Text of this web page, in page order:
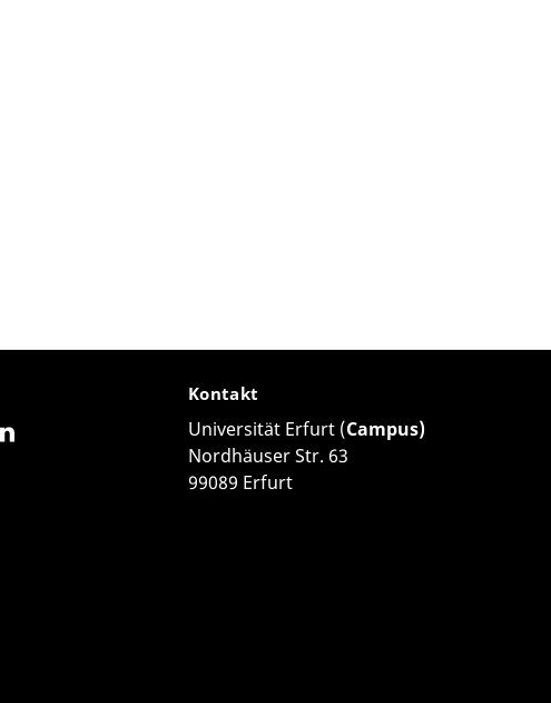
Kontakt
Universität Erfurt (Campus)
Nordhäuser Str. 63
99089 Erfurt